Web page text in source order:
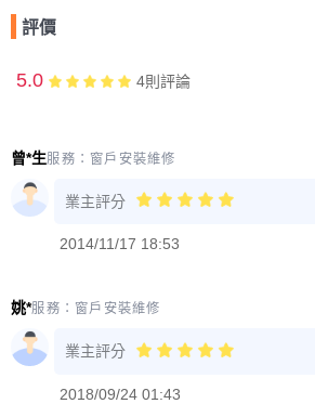
評價
5.0 4則評論
曾*生服務： 窗戶安裝維修
業主評分
2014/11/17 18:53
姚*服務： 窗戶安裝維修
業主評分
2018/09/24 01:43